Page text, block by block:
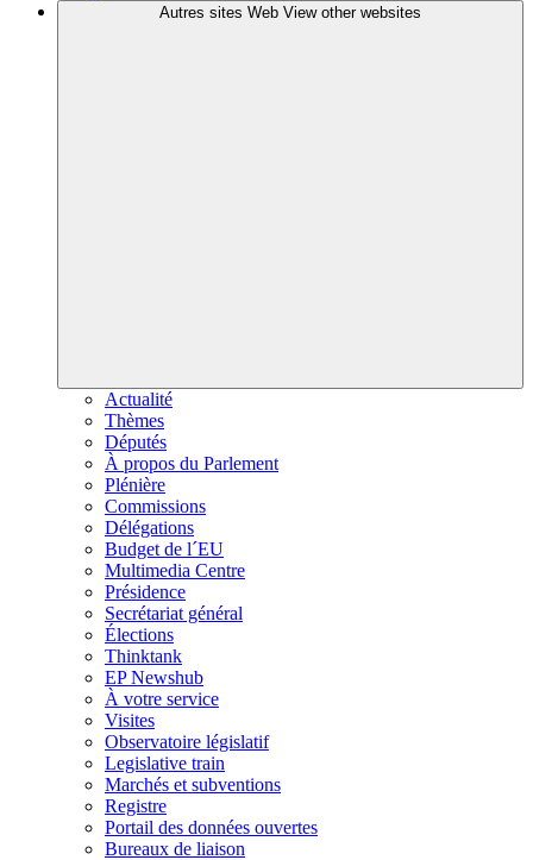
Autres sites Web View other websites
Actualité
Thèmes
Députés
À propos du Parlement
Plénière
Commissions
Délégations
Budget de l´EU
Multimedia Centre
Présidence
Secrétariat général
Élections
Thinktank
EP Newshub
À votre service
Visites
Observatoire législatif
Legislative train
Marchés et subventions
Registre
Portail des données ouvertes
Bureaux de liaison